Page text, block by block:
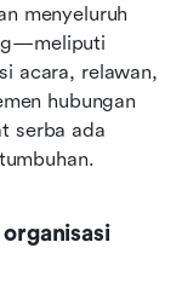
menyeluruh
acara, relawan,
hubungan
serba ada